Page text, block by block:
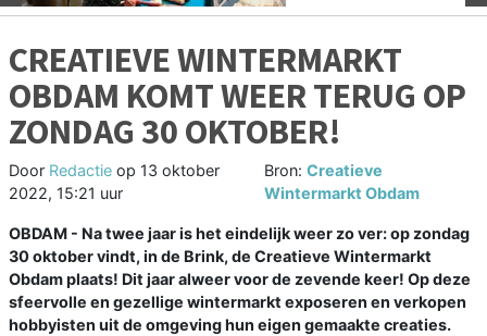
CREATIEVE WINTERMARKT
OBDAM KOMT WEER TERUG OP
ZONDAG 30 OKTOBER!
Door Redactie op 13 oktober
2022, 15:21 uur
Bron: Creatieve
Wintermarkt Obdam
OBDAM - Na twee jaar is het eindelijk weer zo ver: op zondag
30 oktober vindt, in de Brink, de Creatieve Wintermarkt
Obdam plaats! Dit jaar alweer voor de zevende keer! Op deze
sfeervolle en gezellige wintermarkt exposeren en verkopen
hobbyisten uit de omgeving hun eigen gemaakte creaties.